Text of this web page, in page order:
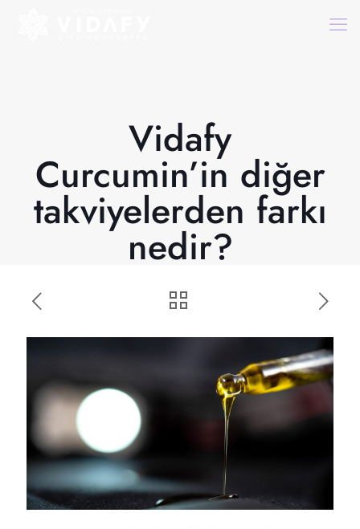
Vidafy
Curcumin’in diğer
takviyelerden farkı
nedir?